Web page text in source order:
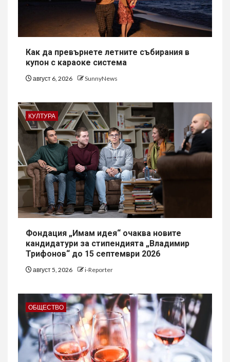
Как да превърнете летните събирания в
купон с караоке система
август 6, 2026 SunnyNews
КУЛТУРА
Фондация „Имам идея“ очаква новите
кандидатури за стипендията „Владимир
Трифонов“ до 15 септември 2026
август 5, 2026 i-Reporter
ОБЩЕСТВО